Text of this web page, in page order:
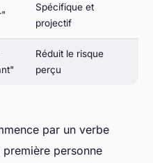
Spécifique et
projectif
Réduit le risque
perçu
par un verbe
personne